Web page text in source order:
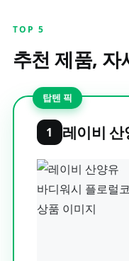
TOP 5
추천 제품, 자
탑텐 픽
1 레이비 산